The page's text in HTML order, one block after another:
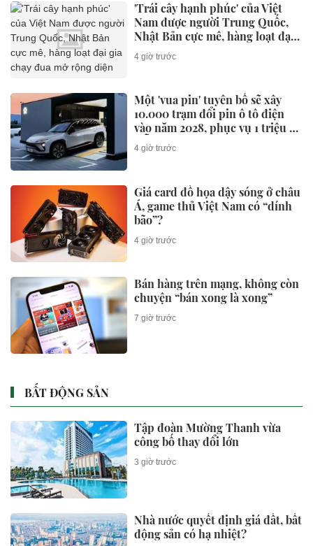
'Trái cây hạnh phúc' của Việt
Nam được người Trung Quốc,
Nhật Bản cực mê, hàng loạt đại
gia chạy đua mở rộng diện tích
4 giờ trước
Một 'vua pin' tuyên bố sẽ xây
10.000 trạm đổi pin ô tô điện
vào năm 2028, phục vụ 1 triệu xe
mỗi ngày chỉ với 3 phút
4 giờ trước
Giá card đồ họa dậy sóng ở châu
Á, game thủ Việt Nam có “dính
bão”?
4 giờ trước
Bán hàng trên mạng, không còn
chuyện “bán xong là xong”
7 giờ trước
BẤT ĐỘNG SẢN
Tập đoàn Mường Thanh vừa
công bố thay đổi lớn
3 giờ trước
Nhà nước quyết định giá đất, bất
động sản có hạ nhiệt?